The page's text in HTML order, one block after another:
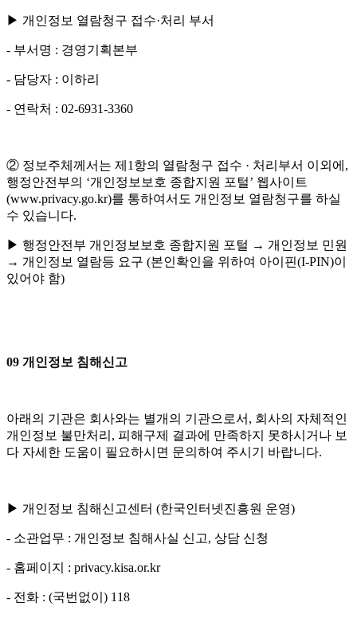
▶ 개인정보 열람청구 접수·처리 부서
- 부서명 : 경영기획본부
- 담당자 : 이하리
- 연락처 : 02-6931-3360
② 정보주체께서는 제1항의 열람청구 접수 · 처리부서 이외에,
행정안전부의 ‘개인정보보호 종합지원 포털’ 웹사이트
(www.privacy.go.kr)를 통하여서도 개인정보 열람청구를 하실
수 있습니다.
▶ 행정안전부 개인정보보호 종합지원 포털 → 개인정보 민원
→ 개인정보 열람등 요구 (본인확인을 위하여 아이핀(I-PIN)이
있어야 함)
09 개인정보 침해신고
아래의 기관은 회사와는 별개의 기관으로서, 회사의 자체적인
개인정보 불만처리, 피해구제 결과에 만족하지 못하시거나 보
다 자세한 도움이 필요하시면 문의하여 주시기 바랍니다.
▶ 개인정보 침해신고센터 (한국인터넷진흥원 운영)
- 소관업무 : 개인정보 침해사실 신고, 상담 신청
- 홈페이지 : privacy.kisa.or.kr
- 전화 : (국번없이) 118